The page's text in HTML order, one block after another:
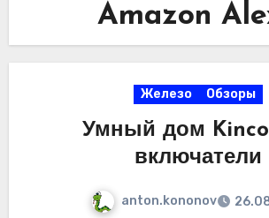
Amazon
Железо Обзоры
Умный дом
включатели
anton.kononov